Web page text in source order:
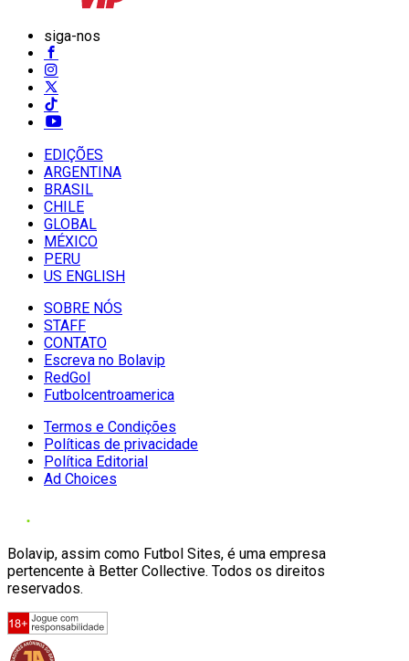
siga-nos
EDIÇÕES
ARGENTINA
BRASIL
CHILE
GLOBAL
MÉXICO
PERU
US ENGLISH
SOBRE NÓS
STAFF
CONTATO
Escreva no Bolavip
RedGol
Futbolcentroamerica
Termos e Condições
Políticas de privacidade
Política Editorial
Ad Choices
Bolavip, assim como Futbol Sites, é uma empresa
pertencente à Better Collective. Todos os direitos
reservados.